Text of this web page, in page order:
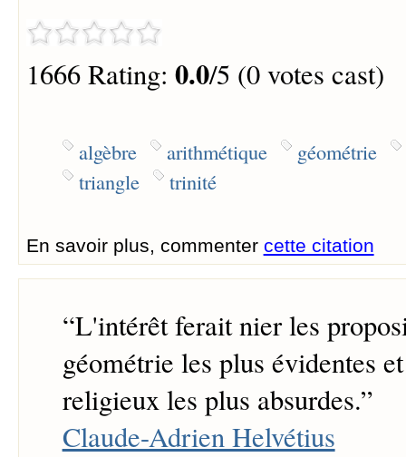
1666 Rating: 0.0/5 (0 votes cast)
algèbre arithmétique
géométrie
triangle
trinité
En savoir plus, commenter cette citation
“L'intérêt ferait nier les
géométrie les plus évidentes
religieux les plus absurdes.”
Claude-Adrien Helvétius